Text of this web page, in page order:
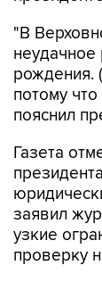
"В
рождения.
потому
пояснил
Газета
заявил
узкие
проверку